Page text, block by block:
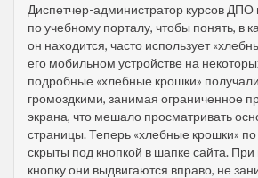
Диспетчер-администратор курсов ДПО
по учебному порталу, чтобы понять, в
он находится, часто использует
его мобильном устройстве на
подробные «хлебные крошки»
громоздкими, занимая ограниченное
экрана, что мешало просматривать
страницы. Теперь «хлебные крошки»
скрыты под кнопкой в шапке сайта.
кнопку они выдвигаются вправо, не